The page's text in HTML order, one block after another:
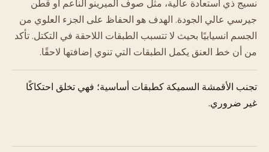
نسيج ذي استعادة عالية، مثل صوف الميرينو الناعم أو قطن
جيرسي عالي الجودة. الهدف هو الحفاظ على الجزء العلوي من
الجسم انسيابيًا بحيث لا تتسبب الطبقات اللاحقة في التكتل. تأكد
من أن خط العنق يكمل الطبقات التي تنوي إضافتها لاحقًا.
تجنب الأقمشة السميكة كطبقات أساسية؛ فهي تخلق احتكاكًا
غير ضروري.